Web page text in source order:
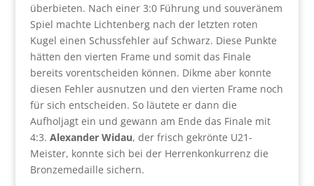
überbieten. Nach einer 3:0 Führung und souveränem
Spiel machte Lichtenberg nach der letzten roten
Kugel einen Schussfehler auf Schwarz. Diese Punkte
hätten den vierten Frame und somit das Finale
bereits vorentscheiden können. Dikme aber konnte
diesen Fehler ausnutzen und den vierten Frame noch
für sich entscheiden. So läutete er dann die
Aufholjagt ein und gewann am Ende das Finale mit
4:3. Alexander Widau, der frisch gekrönte U21-
Meister, konnte sich bei der Herrenkonkurrenz die
Bronzemedaille sichern.